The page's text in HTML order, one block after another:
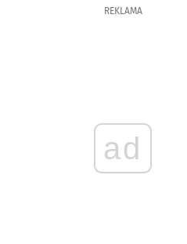
REKLAMA
ad